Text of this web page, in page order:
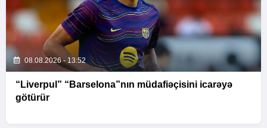
08.08.2026 - 13:52
“Liverpul” “Barselona”nın müdafiəçisini icarəyə
götürür